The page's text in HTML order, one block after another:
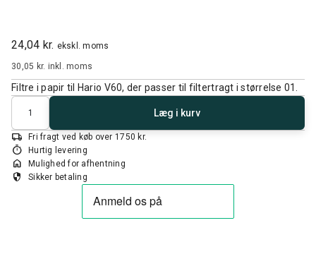
24,04 kr. ekskl. moms
30,05 kr. inkl. moms
Filtre i papir til Hario V60, der passer til filtertragt i størrelse 01.
Antal
Læg i kurv
local_shipping Fri fragt ved køb over 1750 kr.
timer Hurtig levering
home Mulighed for afhentning
security Sikker betaling